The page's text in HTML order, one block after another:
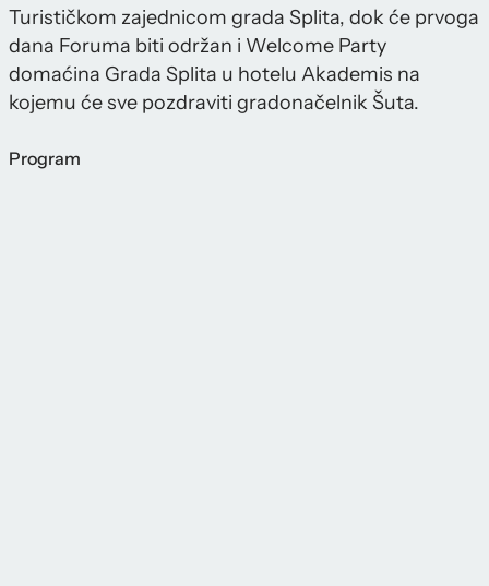
Turističkom zajednicom grada Splita, dok će prvoga
dana Foruma biti održan i Welcome Party
domaćina Grada Splita u hotelu Akademis na
kojemu će sve pozdraviti gradonačelnik Šuta.
Program